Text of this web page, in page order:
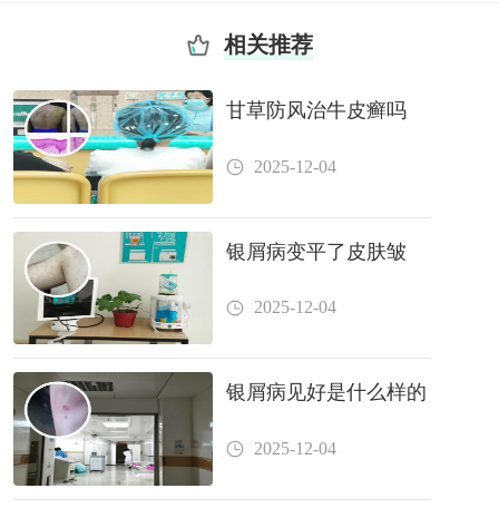
相关推荐
甘草防风治牛皮癣吗
2025-12-04
银屑病变平了皮肤皱
2025-12-04
银屑病见好是什么样的
2025-12-04